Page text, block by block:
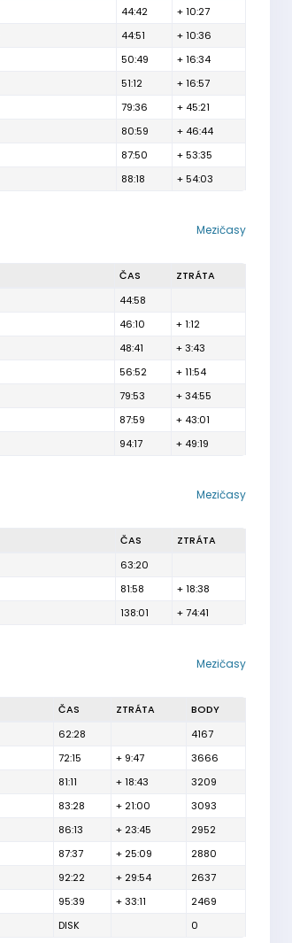
44:42
+ 10:27
44:51
+ 10:36
50:49
+ 16:34
51:12
+ 16:57
79:36
+ 45:21
80:59
+ 46:44
87:50
+ 53:35
88:18 + 54:03
Mezičasy
ČAS
ZTRÁTA
44:58
46:10
+ 1:12
48:41
+ 3:43
56:52
+ 11:54
79:53
+ 34:55
87:59
+ 43:01
94:17 + 49:19
Mezičasy
ČAS
ZTRÁTA
63:20
81:58
+ 18:38
138:01 + 74:41
Mezičasy
ČAS ZTRÁTA
BODY
62:28
4167
72:15 + 9:47
3666
81:11 + 18:43
3209
83:28 + 21:00
3093
86:13 + 23:45
2952
87:37 + 25:09
2880
92:22 + 29:54
2637
95:39 + 33:11
2469
DISK 0